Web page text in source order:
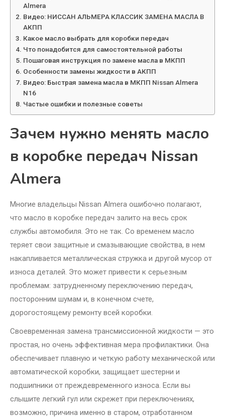
Almera
Видео: НИССАН АЛЬМЕРА КЛАССИК ЗАМЕНА МАСЛА В
АКПП
Какое масло выбрать для коробки передач
Что понадобится для самостоятельной работы
Пошаговая инструкция по замене масла в МКПП
Особенности замены жидкости в АКПП
Видео: Быстрая замена масла в МКПП Nissan Almera
N16
Частые ошибки и полезные советы
Зачем нужно менять масло
в коробке передач Nissan
Almera
Многие владельцы Nissan Almera ошибочно полагают,
что масло в коробке передач залито на весь срок
службы автомобиля. Это не так. Со временем масло
теряет свои защитные и смазывающие свойства, в нем
накапливается металлическая стружка и другой мусор от
износа деталей. Это может привести к серьезным
проблемам: затрудненному переключению передач,
посторонним шумам и, в конечном счете,
дорогостоящему ремонту всей коробки.
Своевременная замена трансмиссионной жидкости — это
простая, но очень эффективная мера профилактики. Она
обеспечивает плавную и четкую работу механической или
автоматической коробки, защищает шестерни и
подшипники от преждевременного износа. Если вы
слышите легкий гул или скрежет при переключениях,
возможно, причина именно в старом, отработанном